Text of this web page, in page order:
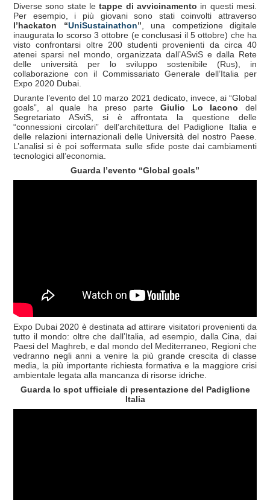
Diverse sono state letappe di avvicinamento in questi mesi.
Per esempio, i più giovani sono stati coinvolti attraverso
l’hackaton “UniSustainathon” , una competizione digitale
inaugurata lo scorso 3 ottobre (e conclusasi il 5 ottobre) che ha
visto confrontarsi oltre 200 studenti provenienti da circa 40
atenei sparsi nel mondo, organizzata dall’ASviS e dalla Rete
delle università per lo sviluppo sostenibile (Rus), in
collaborazione con il Commissariato Generale dell’Italia per
Expo 2020 Dubai.
Durante l’evento del 10 marzo 2021 dedicato, invece, ai “Global
goals”, al quale ha preso parte Giulio Lo Iacono del
Segretariato ASviS, si è affrontata la questione delle
“connessioni circolari” dell’architettura del Padiglione Italia e
delle relazioni internazionali delle Università del nostro Paese.
L’analisi si è poi soffermata sulle sfide poste dai cambiamenti
tecnologici all’economia.
Guarda l’evento “Global goals”
Expo Dubai 2020 è destinata ad attirare visitatori provenienti da
tutto il mondo: oltre che dall’Italia, ad esempio, dalla Cina, dai
Paesi del Maghreb, e dal mondo del Mediterraneo, Regioni che
vedranno negli anni a venire la più grande crescita di classe
media, la più importante richiesta formativa e la maggiore crisi
ambientale legata alla mancanza di risorse idriche.
Guarda lo spot ufficiale di presentazione del Padiglione
Italia